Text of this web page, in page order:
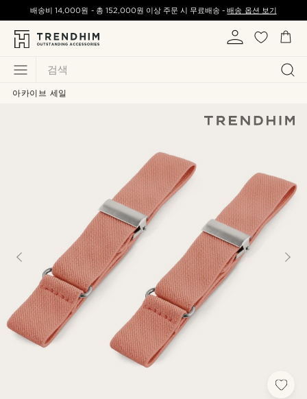
검색
배송비14,000원 - 총 152,000원 이상 주문 시 무료배송 -배송 옵션 보기
아카이브 세일